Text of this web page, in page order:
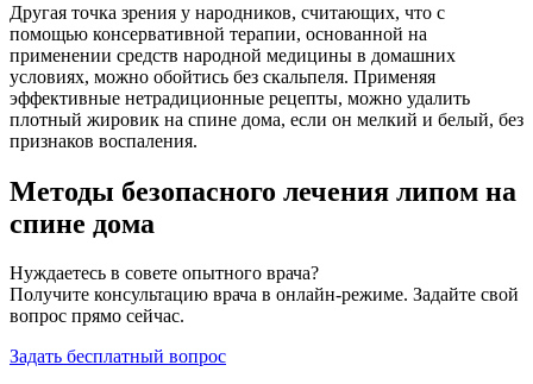
Другая точка зрения у народников, считающих, что с
помощью консервативной терапии, основанной на
применении средств народной медицины в домашних
условиях, можно обойтись без скальпеля. Применяя
эффективные нетрадиционные рецепты, можно удалить
плотный жировик на спине дома, если он мелкий и белый, без
признаков воспаления.
Методы безопасного лечения липом на
спине дома
Нуждаетесь в совете опытного врача?
Получите консультацию врача в онлайн-режиме. Задайте свой
вопрос прямо сейчас.
Задать бесплатный вопрос